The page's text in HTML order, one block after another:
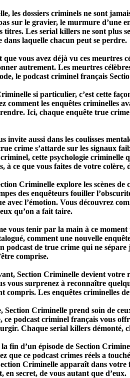
les dossiers criminels ne sont
sur le gravier, le murmure d’une
titres. Les serial killers ne sont plus
dans laquelle chacun peut se perdre.
vous avez déjà vu ces meurtres
autrement. Les meurtres
le podcast criminel français
si particulier, c’est cette
comment les enquêtes criminelles
Ici, chaque enquête true
invite aussi dans les coulisses
crime s’attarde sur les signaux
cette psychologie criminelle
à ce que vous faites de votre colère,
Criminelle explore les scènes
des enquêteurs fouiller
avec l’émotion. Vous découvrez
qu’on a fait taire.
vous tenir par la main à ce moment
comment une nouvelle
podcast de true crime qui ne
comprise.
Section Criminelle devient votre
vous surprenez à reconnaître
compris. Les enquêtes criminelles
Section Criminelle prend soin de
ce podcast criminel français vous
Chaque serial killers démonté,
fin d’un épisode de Section
que ce podcast crimes réels a
Criminelle apparaît dans
en secret, de vous autant que d’eux.